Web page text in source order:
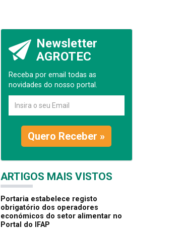
Newsletter
AGROTEC
Receba por email todas as
novidades do nosso portal.
Quero Receber »
ARTIGOS MAIS VISTOS
Portaria estabelece registo
obrigatório dos operadores
económicos do setor alimentar no
Portal do IFAP